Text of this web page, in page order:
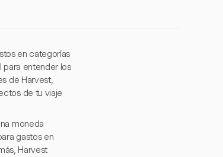
en categorías
para entender los
de Harvest,
de tu viaje
moneda
gastos en
Harvest